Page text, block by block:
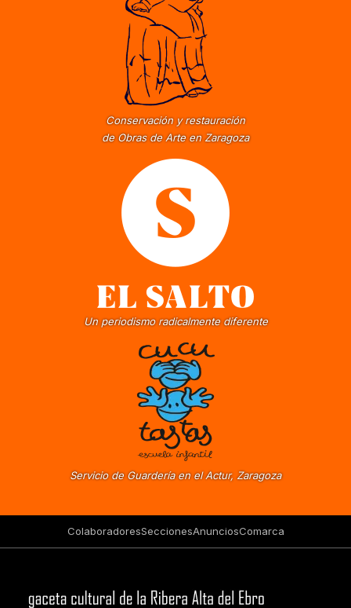
Conservación y restauración
de Obras de Arte en Zaragoza
Un periodismo radicalmente diferente
Servicio de Guardería en el Actur, Zaragoza
ColaboradoresSeccionesAnunciosComarca